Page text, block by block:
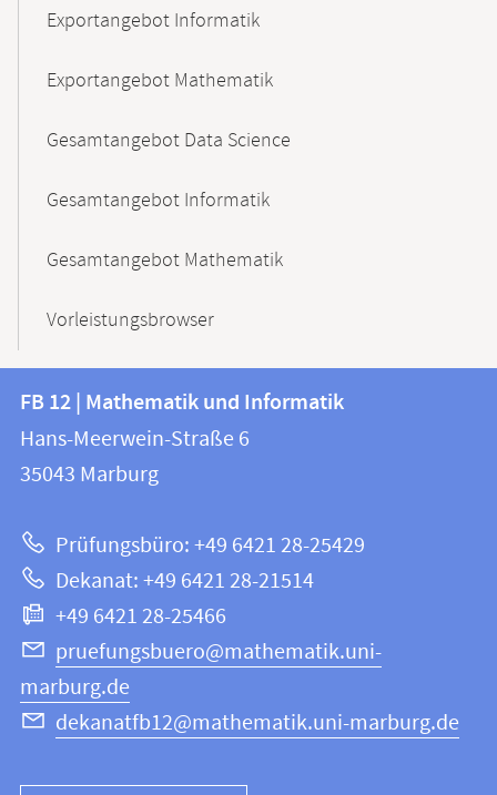
Exportangebot Informatik
Exportangebot Mathematik
Gesamtangebot Data Science
Gesamtangebot Informatik
Gesamtangebot Mathematik
Vorleistungsbrowser
Kontakt
und
Informationen
Website
FB
12
|
und
Informatik
FB 12 | Mathematik und Informatik
Hans-Meerwein-Straße 6
35043 Marburg
Prüfungsbüro: +49 6421 28-25429
Dekanat: +49 6421 28-21514
+49 6421 28-25466
pruefungsbuero@mathematik.uni-
marburg.de
dekanatfb12@mathematik.uni-marburg.de